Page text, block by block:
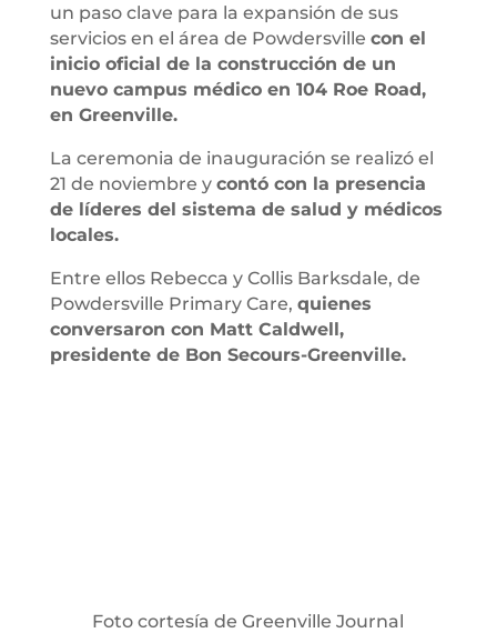
un paso clave para la expansión de sus
servicios en el área de Powdersville con el
inicio oficial de la construcción de un
nuevo campus médico en 104 Roe Road,
en Greenville.
La ceremonia de inauguración se realizó el
21 de noviembre y contó con la presencia
de líderes del sistema de salud y médicos
locales.
Entre ellos Rebecca y Collis Barksdale, de
Powdersville Primary Care, quienes
conversaron con Matt Caldwell,
presidente de Bon Secours-Greenville.
Foto cortesía de Greenville Journal